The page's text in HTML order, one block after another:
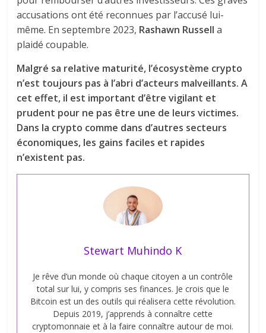
accusations ont été reconnues par l’accusé lui-
même. En septembre 2023, Rashawn Russella
plaidé coupable.
Malgré sa relative maturité, l’écosystème crypto
n’est toujours pas à l’abri d’acteurs malveillants. A
cet effet, il est important d’être vigilant et
prudent pour ne pas être une de leurs victimes.
Dans la crypto comme dans d’autres secteurs
économiques, les gains faciles et rapides
n’existent pas.
Stewart Muhindo K
Je rêve d’un monde où chaque citoyen a un contrôle
total sur lui, y compris ses finances. Je crois que le
Bitcoin est un des outils qui réalisera cette révolution.
Depuis 2019, j’apprends à connaître cette
cryptomonnaie et à la faire connaître autour de moi.